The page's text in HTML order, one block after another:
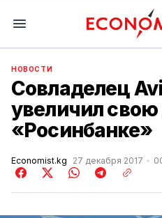
Economist.kg
НОВОСТИ
Совладелец
увеличил
«Росинбанке»
Economist.kg 27 декабря 2017